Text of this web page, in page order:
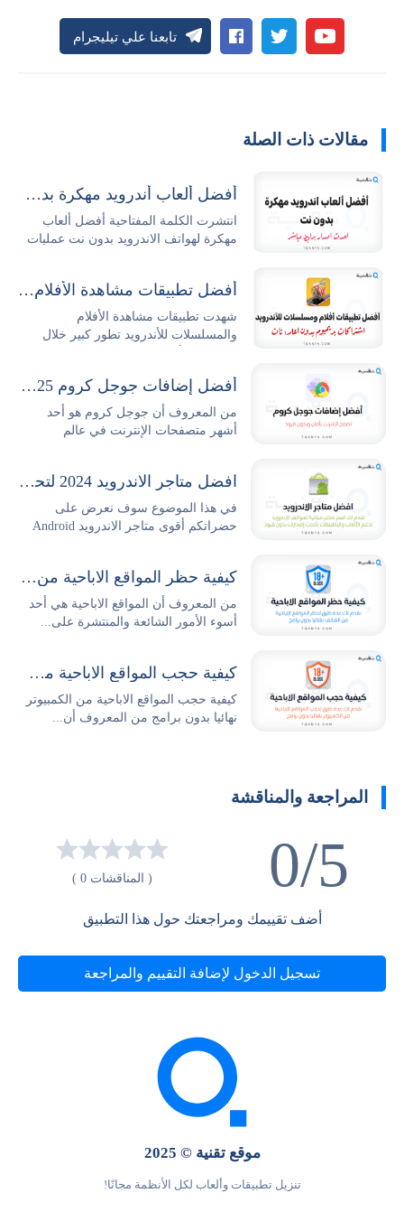
تابعنا علي تيليجرام
مقالات ذات الصلة
أفضل ألعاب أندرويد مهكرة بدون نت 2026 مجاناً
انتشرت الكلمة المفتاحية أفضل ألعاب
مهكرة لهواتف الاندرويد بدون نت عمليات
أفضل تطبيقات مشاهدة الأفلام والمسلسلات للأندرويد
شهدت تطبيقات مشاهدة الأفلام
والمسلسلات للأندرويد تطور كبير خلال
أفضل إضافات جوجل كروم 2025 وطريقة تثبيتها وإدارتها بكل سهولة
من المعروف أن جوجل كروم هو أحد
أشهر متصفحات الإنترنت في عالم
افضل متاجر الاندرويد 2024 لتحميل التطبيقات والالعاب مجانا
في هذا الموضوع سوف نعرض على
حضراتكم أقوى متاجر الاندرويد Android
كيفية حظر المواقع الاباحية من الهاتف نهائيا بدون برامج
من المعروف أن المواقع الاباحية هي أحد
أسوء الأمور الشائعة والمنتشرة على...
كيفية حجب المواقع الاباحية من الكمبيوتر نهائيا بدون برامج
كيفية حجب المواقع الاباحية من الكمبيوتر
نهائيا بدون برامج من المعروف أن...
المراجعة والمناقشة
0/5 ( المناقشات 0 )
أضف تقييمك ومراجعتك حول هذا التطبيق
تسجيل الدخول لإضافة التقييم والمراجعة
موقع تقنية © 2025
تنزيل تطبيقات وألعاب لكل الأنظمة مجانًا!